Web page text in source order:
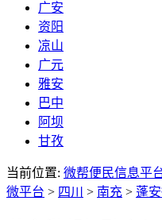
广安
资阳
凉山
广元
雅安
巴中
阿坝
甘孜
当前位置: 微帮便民信息平
微平台 > 四川 > 南充 > 蓬